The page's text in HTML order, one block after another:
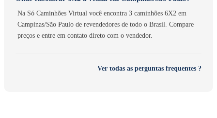
Na Só Caminhões Virtual você encontra 3 caminhões 6X2 em
Campinas/São Paulo de revendedores de todo o Brasil. Compare
preços e entre em contato direto com o vendedor.
Ver todas as perguntas frequentes ?